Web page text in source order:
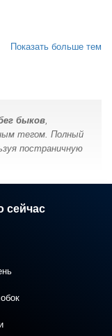
Показать больше тем
быков,
тегом. Полный
постраничную
сейчас